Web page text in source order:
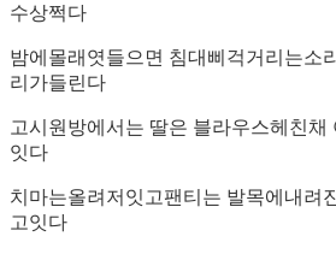
수상쩍다
밤에몰래엿들으면 침대삐걱거리는소
리가들린다
고시원방에서는 딸은 블라우스헤친채
잇다
치마는올려저잇고팬티는 발목에내려
고잇다